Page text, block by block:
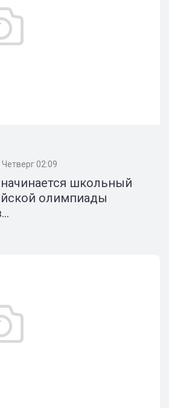
02:09
школьный
олимпиады